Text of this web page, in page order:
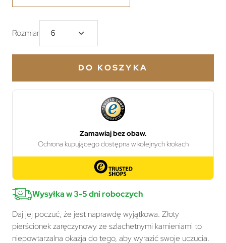
Rozmiar
DO KOSZYKA
Wysyłka w 3-5 dni roboczych
Daj jej poczuć, że jest naprawdę wyjątkowa. Złoty
pierścionek zaręczynowy ze szlachetnymi kamieniami to
niepowtarzalna okazja do tego, aby wyrazić swoje uczucia.